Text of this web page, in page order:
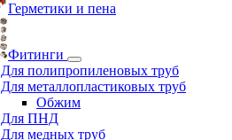
Герметики и пена
Фитинги
Для полипропиленовых труб
Для металлопластиковых труб
Обжим
Для ПНД
Для медных труб